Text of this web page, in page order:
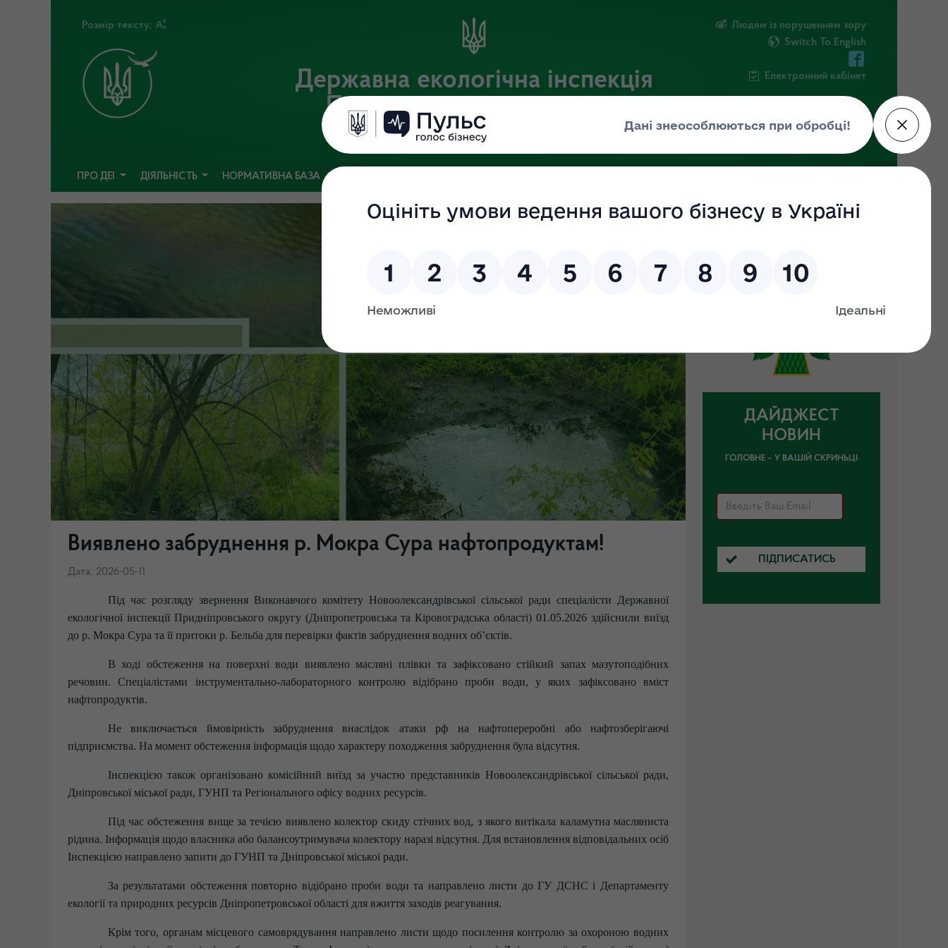
Розмір тексту:
Державна екологічна інспекція
Придніпровського округу
Офіційний веб-портал Державної екологічної інспекції України
Людям із порушенням зору
Switch To English
Електронний кабінет
ПРО ДЕІ ДІЯЛЬНІСТЬ НОРМАТИВНА БАЗА
Виявлено забруднення р. Мокра Сура нафтопродуктам!
Дата: 2026-05-11
Під час розгляду звернення Виконавчого комітету Новоолександрівської сільської ради спеціалісти Державної
екологічної інспекції Придніпровського округу (Дніпропетровська та Кіровоградська області) 01.05.2026 здійснили виїзд
до р. Мокра Сура та її притоки р. Бельба для перевірки фактів забруднення водних об’єктів.
В ході обстеження на поверхні води виявлено масляні плівки та зафіксовано стійкий запах мазутоподібних
речовин. Спеціалістами інструментально-лабораторного контролю відібрано проби води, у яких зафіксовано вміст
нафтопродуктів.
Не виключається ймовірність забруднення внаслідок атаки рф на нафтопереробні або нафтозберігаючі
підприємства. На момент обстеження інформація щодо характеру походження забруднення була відсутня.
Інспекцією також організовано комісійний виїзд за участю представників Новоолександрівської сільської ради,
Дніпровської міської ради, ГУНП та Регіонального офісу водних ресурсів.
Під час обстеження вище за течією виявлено колектор скиду стічних вод, з якого витікала каламутна масляниста
рідина. Інформація щодо власника або балансоутримувача колектору наразі відсутня. Для встановлення відповідальних осіб
Інспекцією направлено запити до ГУНП та Дніпровської міської ради.
За результатами обстеження повторно відібрано проби води та направлено листи до ГУ ДСНС і Департаменту
екології та природних ресурсів Дніпропетровської області для вжиття заходів реагування.
Крім того, органам місцевого самоврядування направлено листи щодо посилення контролю за охороною водних
ДАЙДЖЕСТ
НОВИН
ГОЛОВНЕ – У ВАШІЙ СКРИНЬЦІ
ПІДПИСАТИСЬ